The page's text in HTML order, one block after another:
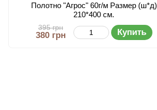
Полотно "Aгрос" 60г/м Размер (ш*д)
210*400 см.
395 грн
380 грн Купить